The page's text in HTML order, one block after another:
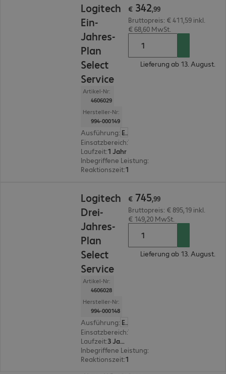
Logitech
Ein-
Jahres-
Plan
Select
Service
Artikel-Nr:
4606029
Hersteller-Nr:
994-000149
Ausführung: Europäisch
Einsatzbereich:
Laufzeit:1 Jahr
Inbegriffene Leistung:
Reaktionszeit:
€ 342,99
Bruttopreis: € 411,59 inkl.
€ 68,60 MwSt.
Lieferung ab 13. August.
Logitech
Drei-
Jahres-
Plan
Select
Service
Artikel-Nr:
4606028
Hersteller-Nr:
994-000148
Ausführung: Europäisch
Einsatzbereich:
Laufzeit:
3 Jahre
Inbegriffene Leistung:
Reaktionszeit:
€ 745,99
Bruttopreis: € 895,19 inkl.
€ 149,20 MwSt.
Lieferung ab 13. August.